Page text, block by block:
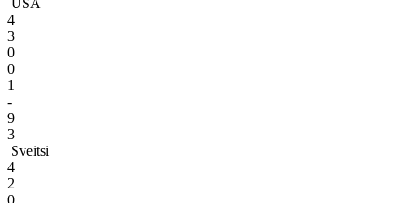
USA
4
3
0
0
1
-
9
3
Sveitsi
4
2